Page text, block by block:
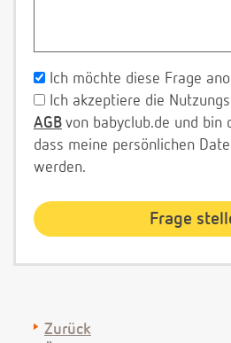
Ich möchte diese Frage
Ich akzeptiere die
AGB von babyclub.de und bin
dass meine persönlichen
werden.
Zurück